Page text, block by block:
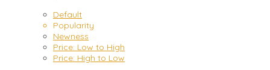
Default
Popularity
Newness
Price: Low to High
Price: High to Low